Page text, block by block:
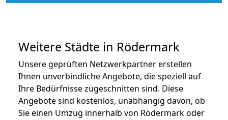
Weitere Städte in Rödermark
Unsere geprüften Netzwerkpartner erstellen
Ihnen unverbindliche Angebote, die speziell auf
Ihre Bedürfnisse zugeschnitten sind. Diese
Angebote sind kostenlos, unabhängig davon, ob
Sie einen Umzug innerhalb von Rödermark oder